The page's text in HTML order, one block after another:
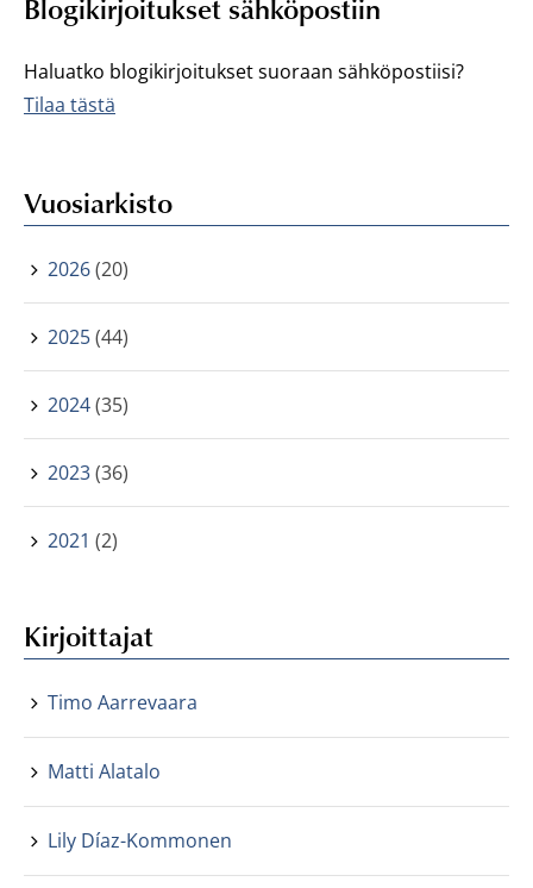
Haluatko blogikirjoitukset suoraan sähköpostiisi?
Tilaa tästä
Vuosiarkisto
2026(20)
2025(44)
2024(35)
2023(36)
2021 (2)
Kirjoittajat
Timo Aarrevaara
Matti Alatalo
Lily Díaz-Kommonen